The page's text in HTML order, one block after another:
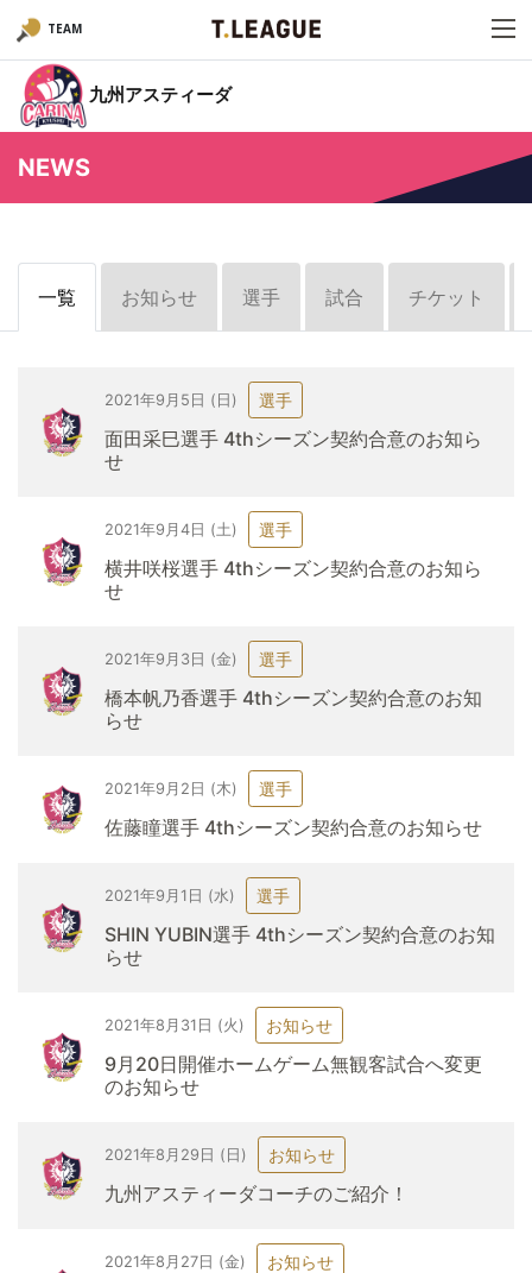
TEAM
九州アスティーダ
NEWS
一覧 お知らせ 選手 試合 チケット
2021年9月5日 (日) 選手
面田采巳選手 4thシーズン契約合意のお知ら
せ
2021年9月4日 (土) 選手
横井咲桜選手 4thシーズン契約合意のお知ら
せ
2021年9月3日 (金) 選手
橋本帆乃香選手 4thシーズン契約合意のお知
らせ
2021年9月2日 (木) 選手
佐藤瞳選手 4thシーズン契約合意のお知らせ
2021年9月1日 (水) 選手
SHIN YUBIN選手 4thシーズン契約合意のお知
らせ
2021年8月31日 (火) お知らせ
9月20日開催ホームゲーム無観客試合へ変更
のお知らせ
2021年8月29日 (日) お知らせ
九州アスティーダコーチのご紹介！
2021年8月27日 (金) お知らせ